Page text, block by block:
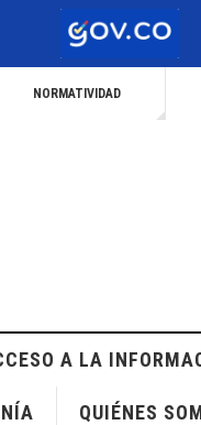
NORMATIVIDAD
A LA
QUIÉNES